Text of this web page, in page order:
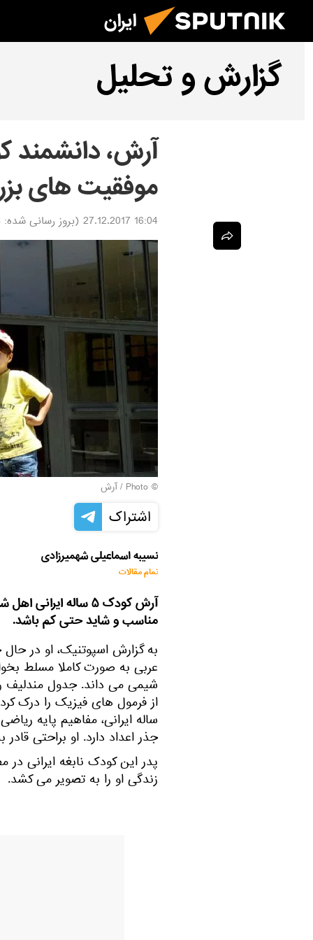
ایران
گزارش و تحلیل
آرش، دانشمند
موفقیت های
16:04 27.12.2017 (بروز رسانی شده:
© Photo / آرش
اشتراک
نسیبه اسماعیلی شهمیرزادی
تمام مقالات
آرش کودک ۵ ساله
مناسب و شاید حتی کم باشد.
به گزارش اسپوتنیک، او در
عربی به صورت کاملا مسلط
شیمی می داند. جدول مندلیف
ساله ایرانی، مفاهیم پایه
جذر اعداد دارد. او براحتی
پدر این کودک نابغه ایرانی در
زندگی او را به تصویر می کشد.